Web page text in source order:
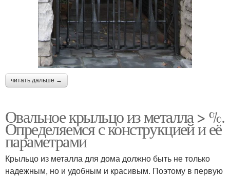
читать дальше →
Овальное крыльцо из металла > %.
Определяемся с конструкцией и её
параметрами
Крыльцо из металла для дома должно быть не только
надежным, но и удобным и красивым. Поэтому в первую